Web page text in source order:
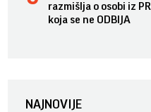
razmišlja o osobi iz
koja se ne ODBIJA
NAJNOVIJE